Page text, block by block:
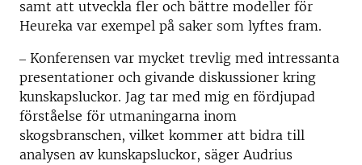
samt att utveckla fler och bättre modeller för
Heureka var exempel på saker som lyftes fram.
‒ Konferensen var mycket trevlig med intressanta
presentationer och givande diskussioner kring
kunskapsluckor. Jag tar med mig en fördjupad
förståelse för utmaningarna inom
skogsbranschen, vilket kommer att bidra till
analysen av kunskapsluckor, säger Audrius